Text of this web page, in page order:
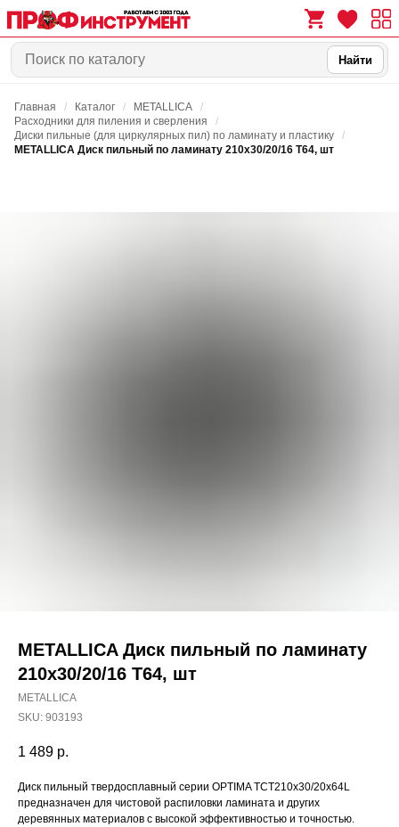
0
Найти
Главная / Каталог / METALLICA
/
Расходники для пиления и сверления
/
Диски пильные (для циркулярных пил) по ламинату и пластику
/
METALLICA Диск пильный по ламинату 210х30/20/16 Т64, шт
METALLICA Диск пильный по ламинату
210х30/20/16 Т64, шт
METALLICA
SKU: 903193
1 489 р.
Диск пильный твердосплавный серии OPTIMA TCT210x30/20x64L
предназначен для чистовой распиловки ламината и других
деревянных материалов с высокой эффективностью и точностью.
Наши магазины
Северодвинск, Никольская 7 к.1